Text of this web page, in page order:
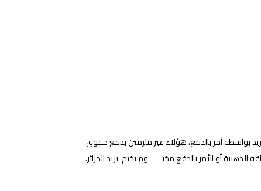
بواسطة أمر بالدفع، هؤلاء غير ملزمين بدفع حقوق
أو الأمر بالدفع مختــــــوم بختم بريد الجزائر.